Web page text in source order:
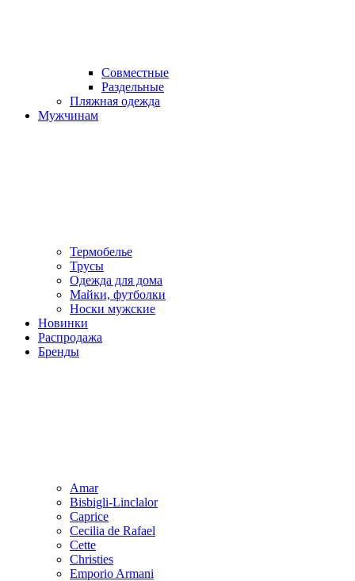
Совместные
Раздельные
Пляжная одежда
Мужчинам
Термобелье
Трусы
Одежда для дома
Майки, футболки
Носки мужские
Новинки
Распродажа
Бренды
Amar
Bisbigli-Linclalor
Caprice
Cecilia de Rafael
Cette
Christies
Emporio Armani